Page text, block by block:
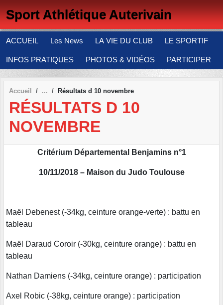
Sport Athlétique Auterivain
ACCUEIL Les News LA VIE DU CLUB LE SPORTIF
INFOS PRATIQUES PHOTOS & VIDÉOS PARTICIPER
Accueil Résultats d 10 novembre
RÉSULTATS D 10
NOVEMBRE
Critérium Départemental Benjamins n°1
10/11/2018 – Maison du Judo Toulouse
Maël Debenest (-34kg, ceinture orange-verte) : battu en
tableau
Maël Daraud Coroir (-30kg, ceinture orange) : battu en
tableau
Nathan Damiens (-34kg, ceinture orange) : participation
Axel Robic (-38kg, ceinture orange) : participation